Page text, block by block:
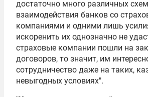
достаточно много различных схем
взаимодействия банков со
компаниями и одними лишь
искоренить их однозначно не
страховые компании пошли на
договоров, то значит, им
сотрудничество даже на таких,
невыгодных условиях".